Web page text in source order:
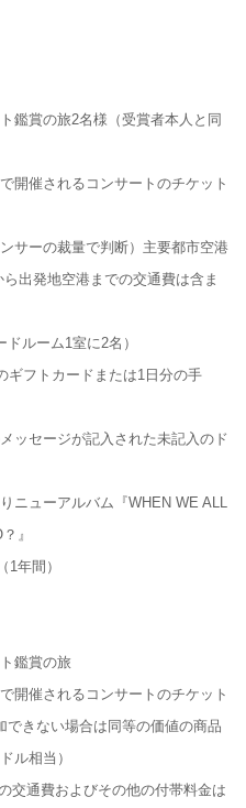
鑑賞の旅2名様（受賞者本人と同
開催されるコンサートのチケット
サーの裁量で判断）主要都市空港
出発地空港までの交通費は含ま
ルーム1室に2名）
フトカードまたは1日分の手
ッセージが記入された未記入のド
ニューアルバム『WHEN WE ALL
』
1年間）
鑑賞の旅
開催されるコンサートのチケット
きない場合は同等の価値の商品
ル相当）
通費およびその他の付帯料金は